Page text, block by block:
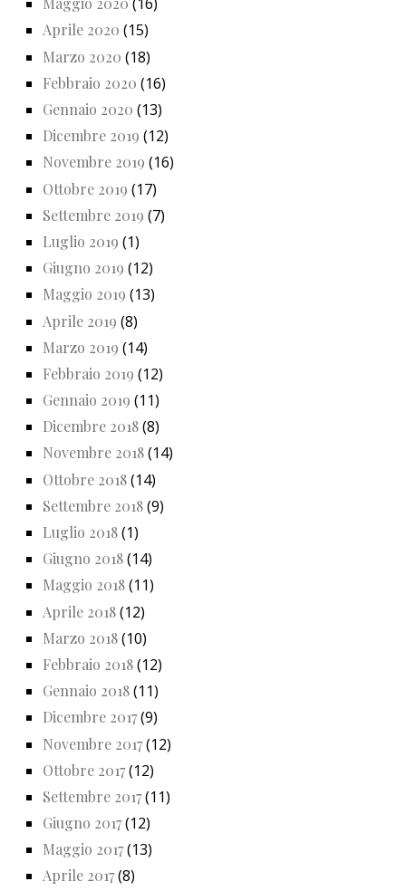
Aprile 2020 (15)
Marzo 2020 (18)
Febbraio 2020 (16)
Gennaio 2020 (13)
Dicembre 2019 (12)
Novembre 2019 (16)
Ottobre 2019 (17)
Settembre 2019 (7)
Luglio 2019 (1)
Giugno 2019 (12)
Maggio 2019 (13)
Aprile 2019 (8)
Marzo 2019 (14)
Febbraio 2019 (12)
Gennaio 2019 (11)
Dicembre 2018(8)
Novembre 2018(14)
Ottobre 2018(14)
Settembre 2018(9)
Luglio 2018(1)
Giugno 2018(14)
Maggio 2018(11)
Aprile 2018(12)
Marzo 2018(10)
Febbraio 2018(12)
Gennaio 2018(11)
Dicembre 2017(9)
Novembre 2017(12)
Ottobre 2017(12)
Settembre 2017(11)
Giugno 2017(12)
Maggio 2017(13)
Aprile 2017(8)